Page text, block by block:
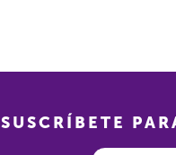
SUSCRÍBETE